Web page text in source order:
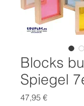
Blocks
Spiegel
47,95 €Preis